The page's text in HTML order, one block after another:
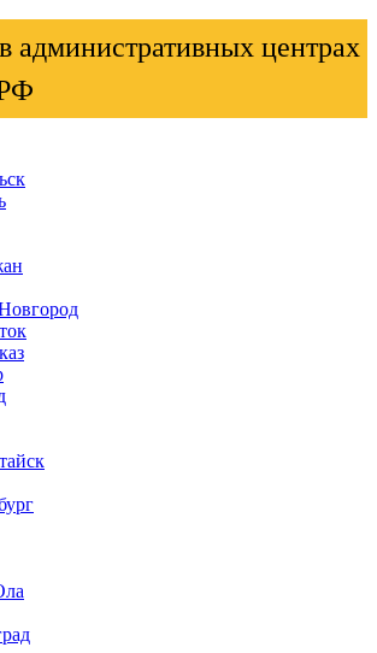
административных центрах